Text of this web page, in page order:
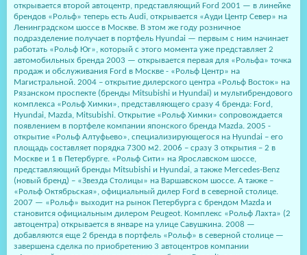
открывается второй автоцентр, представляющий Ford 2001 — в линейке
брендов «Рольф» теперь есть Audi, открывается «Ауди Центр Север» на
Ленинградском шоссе в Москве. В этом же году розничное
подразделение получает в портфель Hyundai — первым с ним начинает
работать «Рольф Юг», который с этого момента уже представляет 2
автомобильных бренда 2003 — открывается первая для «Рольфа» точка
продаж и обслуживания Ford в Москве - «Рольф Центр» на
Магистральной. 2004 – открытие дилерского центра «Рольф Восток» на
Рязанском проспекте (бренды Mitsubishi и Hyundai) и мультибрендового
комплекса «Рольф Химки», представляющего сразу 4 бренда: Ford,
Hyundai, Mazda, Mitsubishi. Открытие «Рольф Химки» сопровождается
появлением в портфеле компании японского бренда Mazda. 2005 -
открытие «Рольф Алтуфьево», специализирующегося на Hyundai – его
площадь составляет порядка 7300 м2. 2006 – сразу 3 открытия – 2 в
Москве и 1 в Петербурге. «Рольф Сити» на Ярославском шоссе,
представляющий бренды Mitsubishi и Hyundai, а также Mercedes-Benz
(новый бренд) – «Звезда Столицы» на Варшавском шоссе. А также –
«Рольф Октябрьская», официальный дилер Ford в северной столице.
2007 — «Рольф» выходит на рынок Петербурга с брендом Mazda и
становится официальным дилером Peugeot. Комплекс «Рольф Лахта» (2
автоцентра) открывается в январе на улице Савушкина. 2008 —
добавляются еще 2 бренда в портфель «Рольф» в северной столице —
завершена сделка по приобретению 3 автоцентров компании